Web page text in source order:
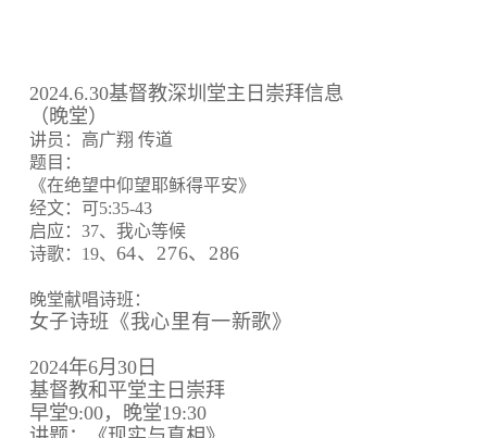
2024.6.30基督教深圳堂主日崇拜信息
（晚堂）
讲员：高广翔 传道
题目：
《在绝望中仰望耶稣得平安》
经文：可5:35-43
启应：37、我心等候
诗歌：19、 64、 276、 286
晚堂献唱诗班：
女子诗班《我心里有一新歌》
2024年6月30日
基督教和平堂主日崇拜
早堂9:00，晚堂19:30